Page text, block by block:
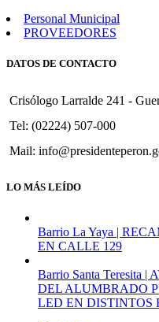
Personal Municipal
PROVEEDORES
DATOS DE CONTACTO
Crisólogo Larralde 241 -
Tel: (02224) 507-000
Mail:
LO MÁS LEÍDO
Barrio La Yaya |
EN CALLE 129
Barrio Santa Teresita
DEL ALUMBRADO
LED EN DISTINTOS